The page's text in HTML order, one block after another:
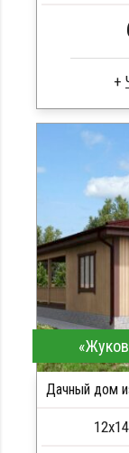
Стропила,
Кровля
Метизы,
Сборка на
Дачный дом